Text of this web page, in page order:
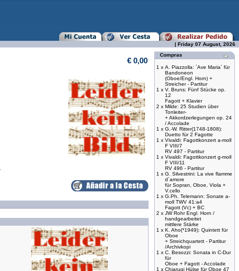
| Friday 07 August, 2026
€ 0,00
Compras
1 x A. Piazzolla: ´Ave Maria´ für
Bandoneon
(Oboe/Engl. Horn) +
Streicher - Partitur
1 x V. Bruns: Fünf Stücke op.
12
Fagott + Klavier
2 x Milde: 25 Studien über
Tonleiter-
+ Akkordzerlegungen op. 24
/ Accolade
1 x G.-W. Ritter(1748-1808):
Duetto für 2 Fagotte
1 x Vivaldi: Fagottkonzert a-moll
F VIII/7
RV 497 - Partitur
1 x Vivaldi: Fagottkonzert g-moll
F VIII/11
RV 496 - Partitur
1 x G. Silvestrini: La vive flamme
d´amore
für Sopran, Oboe, Viola +
V.cello
1 x G.Ph. Telemann: Sonate a-
moll TWV 41:a4
Fagott (Vc) + BC
2 x JW Rohr Engl. Horn /
handgearbeitet
mittlere Stärke
1 x K. Aho(*1949): Quintett für
Oboe
+ Streichquartett - Partitur
/Archivkopi
1 x C. Besozzi: Sonata in C-Dur
für
Oboe + Fagott - Accolade
1 x Chiarugi Hülse für Oboe 47